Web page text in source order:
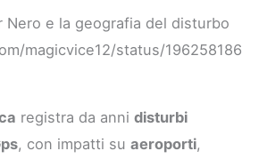
Nero e la geografia del disturbo
magicvice12/status/196258186
registra da annidisturbi
, con impatti suaeroporti,